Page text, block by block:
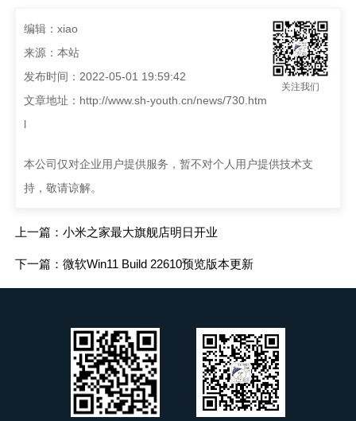
关注我们
编辑：xiao
来源：本站
发布时间：2022-05-01 19:59:42
文章地址： http://www.sh-youth.cn/news/730.htm
l
本公司仅对企业用户提供服务，暂不对个人用户提供技术支
持，敬请谅解。
上一篇：小米之家最大旗舰店明日开业
下一篇：微软Win11 Build 22610预览版本更新